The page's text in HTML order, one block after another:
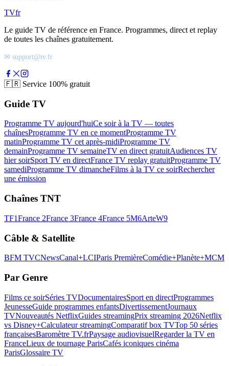
TVfr
Le guide TV de référence en France. Programmes, direct et replay
de toutes les chaînes gratuitement.
✉ support@tv.fr
🇫🇷 Service 100% gratuit
Guide TV
Programme TV aujourd'huiCe soir à la TV — toutes
chaînesProgramme TV en ce momentProgramme TV
matinProgramme TV cet après-midiProgramme TV
demainProgramme TV semaineTV en direct gratuitAudiences TV
hier soirSport TV en directFrance TV replay gratuitProgramme TV
samediProgramme TV dimancheFilms à la TV ce soirRechercher
une émission
Chaînes TNT
TF1France 2France 3France 4France 5M6ArteW9
Câble & Satellite
BFM TVCNewsCanal+LCIParis PremièreComédie+Planète+MCM
Par Genre
Films ce soirSéries TVDocumentairesSport en directProgrammes
JeunesseGuide programmes enfantsDivertissementJournaux
TVNouveautés NetflixGuides streamingPrix streaming 2026Netflix
vs Disney+Calculateur streamingComparatif box TVTop 50 séries
françaisesBaromètre TV.frPaysage audiovisuelRegarder la TV en
FranceLieux de tournage ParisCafés iconiques cinéma
ParisGlossaire TV